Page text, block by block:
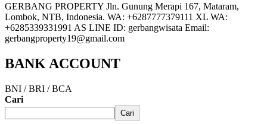
GERBANG PROPERTY Jln. Gunung Merapi 167, Mataram,
Lombok, NTB, Indonesia. WA: +6287777379111 XL WA:
+6285339331991 AS LINE ID: gerbangwisata Email:
gerbangproperty19@gmail.com
BANK ACCOUNT
BNI / BRI / BCA
Cari
Cari